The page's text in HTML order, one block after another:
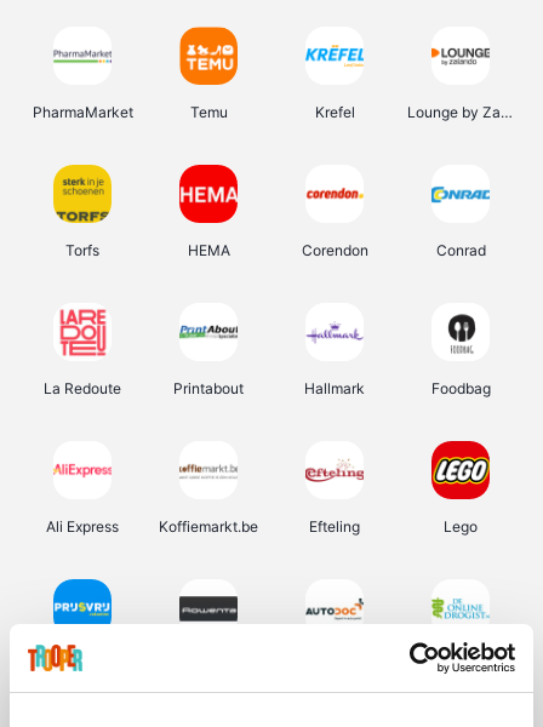
PharmaMarket Temu Krefel Lounge by Zalando
Torfs HEMA Corendon Conrad
La Redoute Printabout Hallmark Foodbag
Ali Express Koffiemarkt.be Efteling Lego
Prijsvrij De Online Drogist